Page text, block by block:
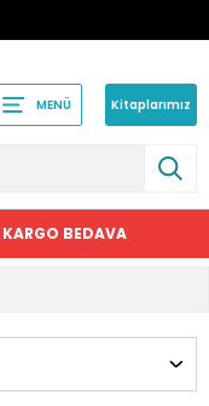
MENÜ Kitaplarımız
KARGO BEDAVA